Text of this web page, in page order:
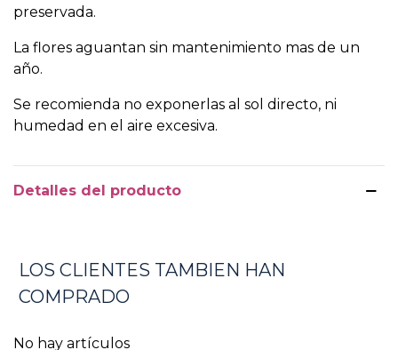
preservada.
La flores aguantan sin mantenimiento mas de un
año.
Se recomienda no exponerlas al sol directo, ni
humedad en el aire excesiva.
Detalles del producto
LOS CLIENTES TAMBIEN HAN
COMPRADO
No hay artículos